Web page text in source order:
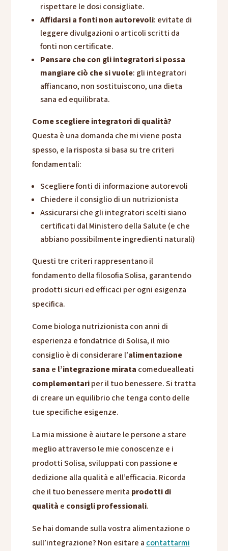
rispettare le dosi consigliate.
Affidarsi a fonti non autorevoli: evitate di
leggere divulgazioni o articoli scritti da
fonti non certificate.
Pensare che con gli integratori si possa
mangiare ciò che si vuole: gli integratori
affiancano, non sostituiscono, una dieta
sana ed equilibrata.
Come scegliere integratori di qualità?
Questa è una domanda che mi viene posta
spesso, e la risposta si basa su tre criteri
fondamentali:
Scegliere fonti di informazione autorevoli
Chiedere il consiglio di un nutrizionista
Assicurarsi che gli integratori scelti siano
certificati dal Ministero della Salute (e che
abbiano possibilmente ingredienti naturali)
Questi tre criteri rappresentano il
fondamento della filosofia Solisa, garantendo
prodotti sicuri ed efficaci per ogni esigenza
specifica.
Come biologa nutrizionista con anni di
esperienza e fondatrice di Solisa, il mio
consiglio è di considerare l’alimentazione
sana e l’integrazione mirata comeduealleati
complementariper il tuo benessere. Si tratta
di creare un equilibrio che tenga conto delle
tue specifiche esigenze.
La mia missione è aiutare le persone a stare
meglio attraverso le mie conoscenze e i
prodotti Solisa, sviluppati con passione e
dedizione alla qualità e all’efficacia. Ricorda
che il tuo benessere merita prodotti di
qualità e consigli professionali.
Se hai domande sulla vostra alimentazione o
sull’integrazione? Non esitare a contattarmi